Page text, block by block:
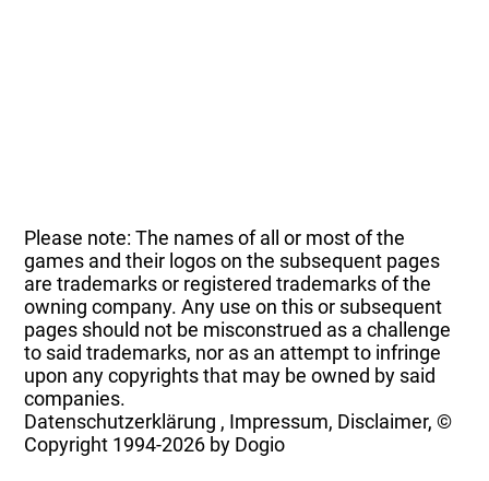
Please note: The names of all or most of the
games and their logos on the subsequent pages
are trademarks or registered trademarks of the
owning company. Any use on this or subsequent
pages should not be misconstrued as a challenge
to said trademarks, nor as an attempt to infringe
upon any copyrights that may be owned by said
companies.
Datenschutzerklärung , Impressum, Disclaimer, ©
Copyright 1994-2026 by Dogio